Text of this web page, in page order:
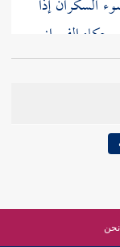
السكران إذا
حكاه الفوراني
والروياني
منوط
، قال
معه شعور ،
وكثيره . وأما
الرأس -